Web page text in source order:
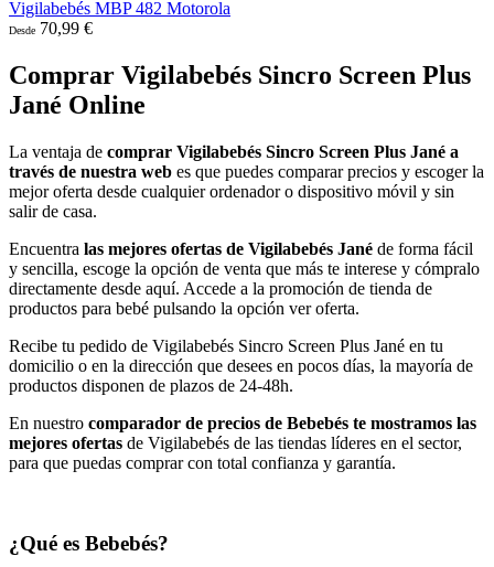
Vigilabebés MBP 482 Motorola
Desde 70,99 €
Comprar Vigilabebés Sincro Screen Plus
Jané Online
La ventaja de comprar Vigilabebés Sincro Screen Plus Jané a
través de nuestra web es que puedes comparar precios y escoger la
mejor oferta desde cualquier ordenador o dispositivo móvil y sin
salir de casa.
Encuentra las mejores ofertas de Vigilabebés Jané de forma fácil
y sencilla, escoge la opción de venta que más te interese y cómpralo
directamente desde aquí. Accede a la promoción de tienda de
productos para bebé pulsando la opción ver oferta.
Recibe tu pedido de Vigilabebés Sincro Screen Plus Jané en tu
domicilio o en la dirección que desees en pocos días, la mayoría de
productos disponen de plazos de 24-48h.
En nuestro comparador de precios de Bebebés te mostramos las
mejores ofertas de Vigilabebés de las tiendas líderes en el sector,
para que puedas comprar con total confianza y garantía.
¿Qué es Bebebés?